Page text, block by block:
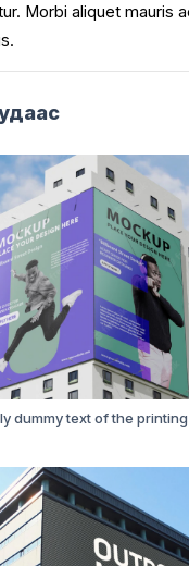
Morbi aliquet mauris
dummy text of the